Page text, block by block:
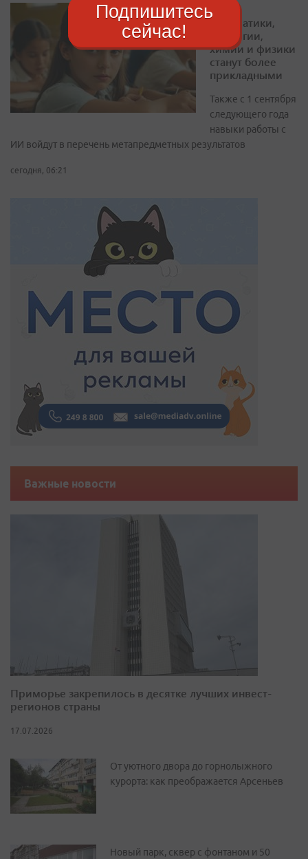
Уроки
математики,
биологии,
химии и физики
станут более
прикладными
Также с 1 сентября
следующего года
навыки работы с
ИИ войдут в перечень метапредметных результатов
сегодня, 06:21
Важные новости
Приморье закрепилось в десятке лучших инвест-
регионов страны
17.07.2026
От уютного двора до горнолыжного
курорта: как преображается Арсеньев
Новый парк, сквер с фонтаном и 50
Подпишитесь
сейчас!